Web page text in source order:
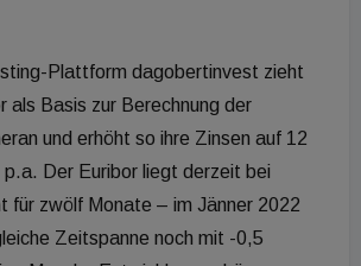
Plattform dagobertinvest zieht
als Basis zur Berechnung der
und erhöht so ihre Zinsen auf 12
p.a. Der Euribor liegt derzeit bei
für zwölf Monate – im Jänner 2022
Zeitspanne noch mit -0,5